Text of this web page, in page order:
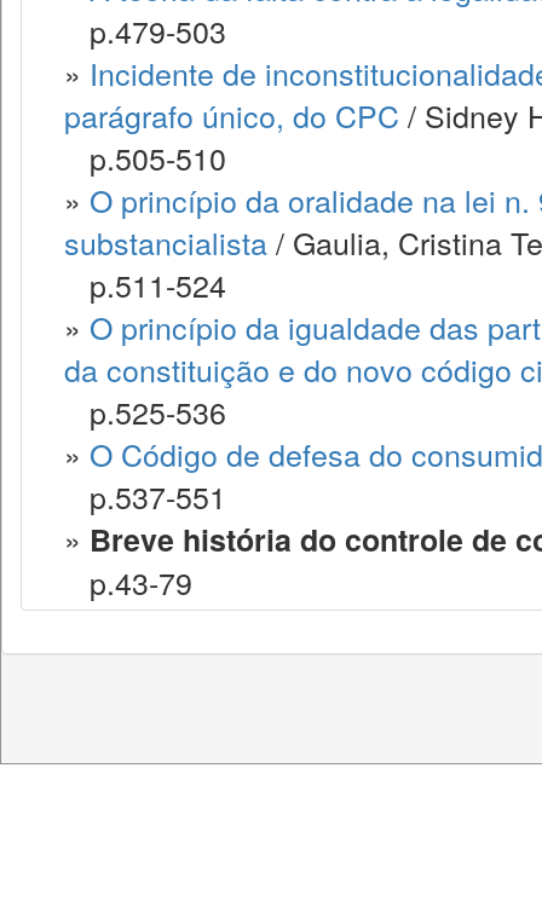
p.479-503
» Incidente de
parágrafo único, do CPC / Sidney
p.505-510
» O princípio da oralidade na lei
substancialista/ Gaulia, Cristina
p.511-524
» O princípio da igualdade das
da constituição e do novo código
p.525-536
» O Código de defesa do
p.537-551
» Breve história do controle de
p.43-79